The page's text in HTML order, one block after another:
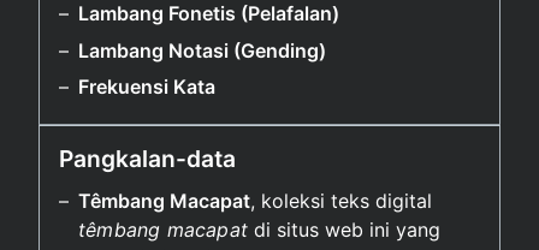
Lambang Fonetis (Pelafalan)
Lambang Notasi (Gending)
Frekuensi Kata
Pangkalan-data
Têmbang Macapat, koleksi teks digital
têmbang macapat di situs web ini yang